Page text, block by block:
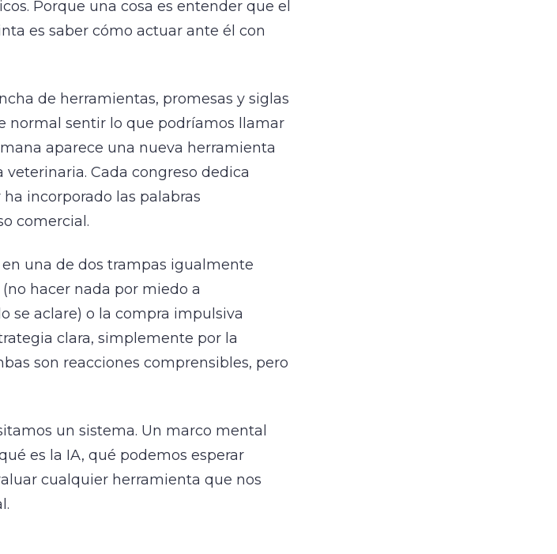
Porque una cosa es entender que el
es saber cómo actuar ante él con
de herramientas, promesas y siglas
normal sentir lo que podríamos llamar
aparece una nueva herramienta
Cada congreso dedica
incorporado las palabras
comercial.
una de dos trampas igualmente
hacer nada por miedo a
se aclare) o la compra impulsiva
clara, simplemente por la
son reacciones comprensibles, pero
un sistema. Un marco mental
es la IA, qué podemos esperar
cualquier herramienta que nos